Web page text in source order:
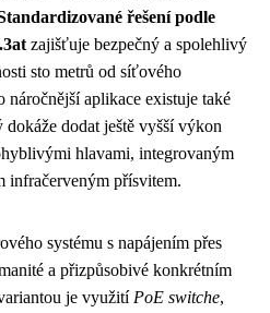
řešení podle
zajišťuje bezpečný a spolehlivý
sto metrů od síťového
náročnější aplikace existuje také
dodat ještě vyšší výkon
hlavami, integrovaným
infračerveným přísvitem.
systému s napájením přes
a přizpůsobivé konkrétním
je využití PoE switche,